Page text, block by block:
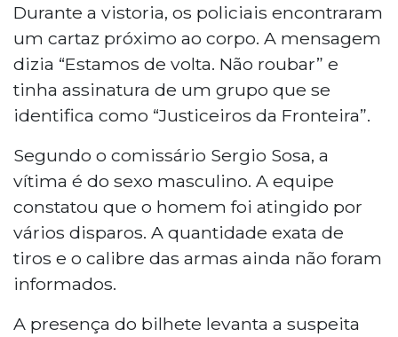
investiga possível execução por grupo
organizado.
Durante a vistoria, os policiais encontraram
um cartaz próximo ao corpo. A mensagem
dizia “Estamos de volta. Não roubar” e
tinha assinatura de um grupo que se
identifica como “Justiceiros da Fronteira”.
Segundo o comissário Sergio Sosa, a
vítima é do sexo masculino. A equipe
constatou que o homem foi atingido por
vários disparos. A quantidade exata de
tiros e o calibre das armas ainda não foram
informados.
A presença do bilhete levanta a suspeita